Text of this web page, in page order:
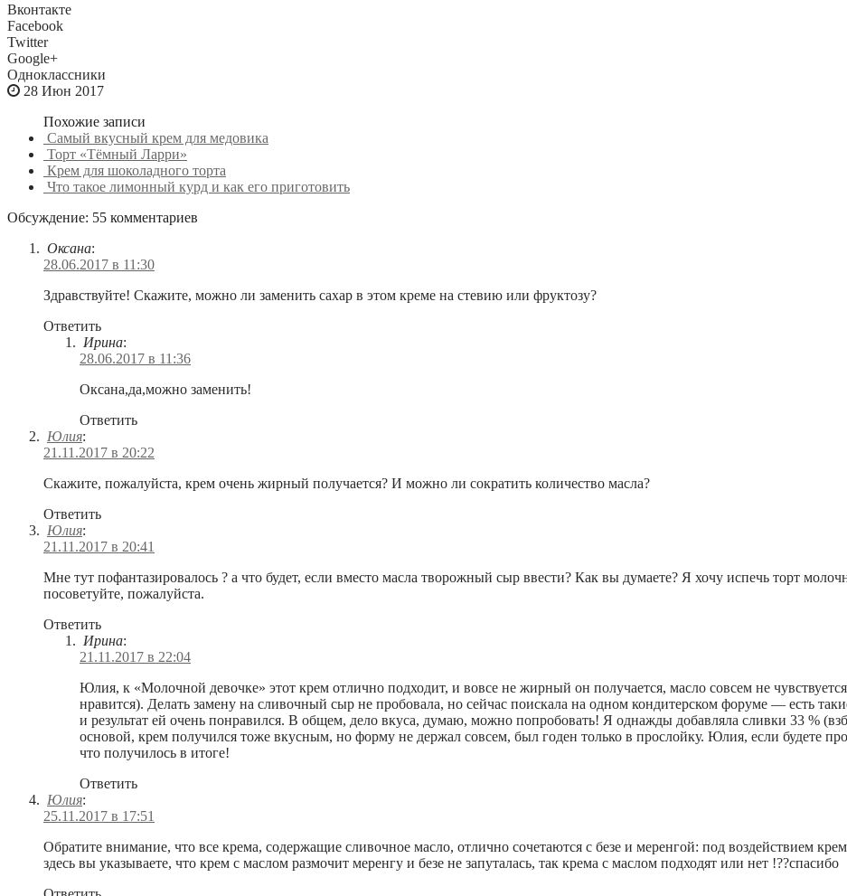
Вконтакте
Facebook
Twitter
Google+
Одноклассники
28 Июн 2017
Похожие записи
Самый вкусный крем для медовика
Торт «Тёмный Ларри»
Крем для шоколадного торта
Что такое лимонный курд и как его приготовить
Обсуждение: 55 комментариев
Оксана:
28.06.2017 в 11:30
Здравствуйте! Скажите, можно ли заменить сахар в этом креме на стевию или фруктозу?
Ответить
Ирина:
28.06.2017 в 11:36
Оксана,да,можно заменить!
Ответить
Юлия:
21.11.2017 в 20:22
Скажите, пожалуйста, крем очень жирный получается? И можно ли сократить количество масла?
Ответить
Юлия:
21.11.2017 в 20:41
Мне тут пофантазировалось ? а что будет, если вместо масла творожный сыр ввести? Как вы думаете? Я хочу испечь торт
посоветуйте, пожалуйста.
Ответить
Ирина:
21.11.2017 в 22:04
Юлия, к «Молочной девочке» этот крем отлично подходит, и вовсе не жирный он получается, масло совсем не
нравится). Делать замену на сливочный сыр не пробовала, но сейчас поискала на одном кондитерском форуме — есть
и результат ей очень понравился. В общем, дело вкуса, думаю, можно попробовать! Я однажды добавляла сливки 33 %
основой, крем получился тоже вкусным, но форму не держал совсем, был годен только в прослойку. Юлия, если будете
что получилось в итоге!
Ответить
Юлия:
25.11.2017 в 17:51
Обратите внимание, что все крема, содержащие сливочное масло, отлично сочетаются с безе и меренгой: под воздействием
здесь вы указываете, что крем с маслом размочит меренгу и безе не запуталась, так крема с маслом подходят или нет !??спасибо